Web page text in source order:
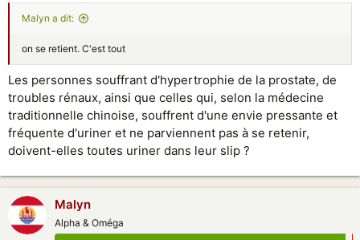
Malyn a dit:
on se retient. C'est tout
Les personnes souffrant d'hypertrophie de la prostate, de
troubles rénaux, ainsi que celles qui, selon la médecine
traditionnelle chinoise, souffrent d'une envie pressante et
fréquente d'uriner et ne parviennent pas à se retenir,
doivent-elles toutes uriner dans leur slip ?
Malyn
Alpha & Oméga